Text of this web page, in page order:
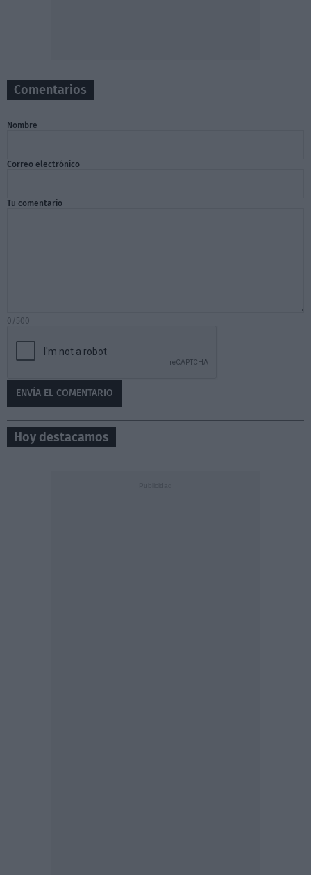
Comentarios
Nombre
Correo electrónico
Tu comentario
0/500
Hoy destacamos